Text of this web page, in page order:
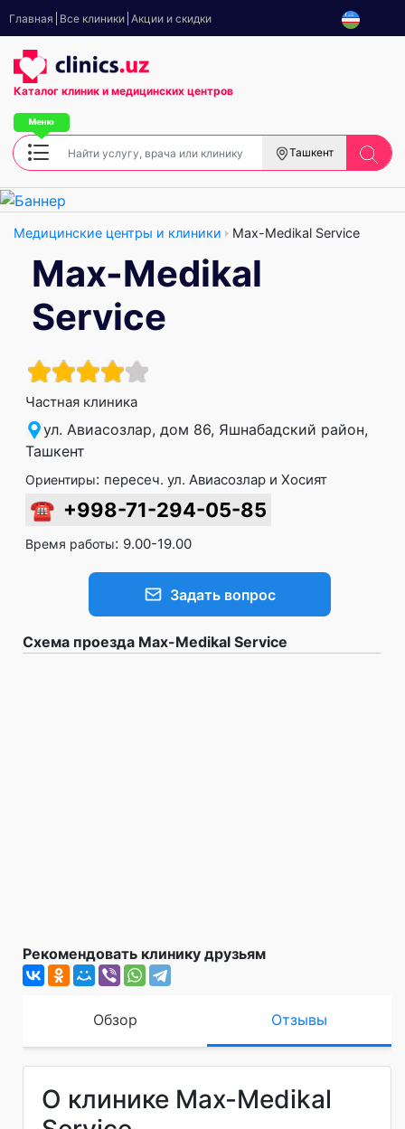
Главная Все клиники Акции и скидки
Каталог клиник и медицинских центров
Ташкент
Медицинские центры и клиники Max-Medikal Service
Max-Medikal
Service
Частная клиника
ул. Авиасозлар, дом 86, Яшнабадский район,
Ташкент
Ориентиры: пересеч. ул. Авиасозлар и Хосият
☎ +998-71-294-05-85
Время работы: 9.00-19.00
Задать вопрос
Схема проезда Max-Medikal Service
Рекомендовать клинику друзьям
Обзор Отзывы
О клинике Max-Medikal